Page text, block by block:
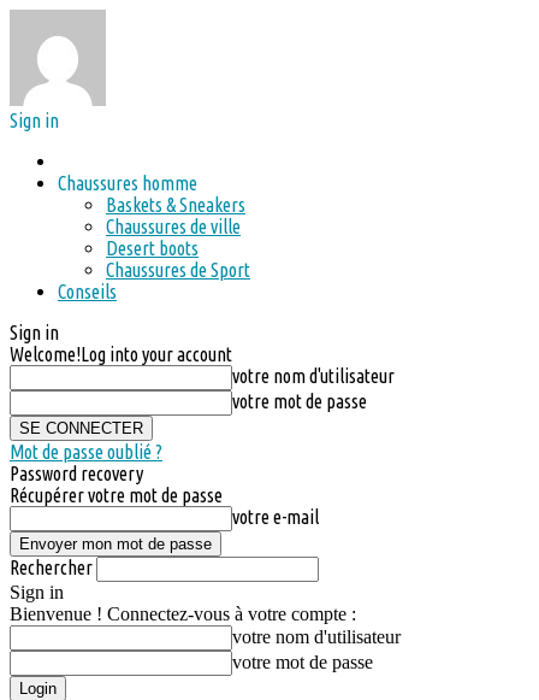
Sign in
Chaussures homme
Baskets & Sneakers
Chaussures de ville
Desert boots
Chaussures de Sport
Conseils
Sign in
Welcome!Log into your account
votre nom d'utilisateur
votre mot de passe
Mot de passe oublié ?
Password recovery
Récupérer votre mot de passe
votre e-mail
Rechercher
Sign in
Bienvenue ! Connectez-vous à votre compte :
votre nom d'utilisateur
votre mot de passe